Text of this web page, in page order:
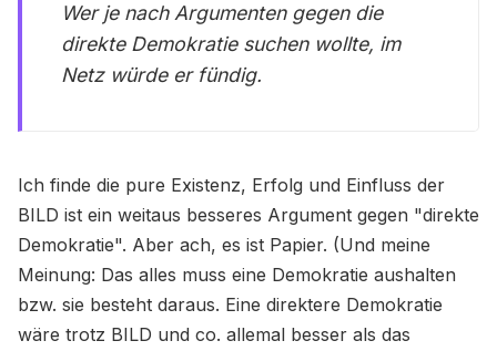
Wer je nach Argumenten gegen die
direkte Demokratie suchen wollte, im
Netz würde er fündig.
Ich finde die pure Existenz, Erfolg und Einfluss der
BILD ist ein weitaus besseres Argument gegen "direkte
Demokratie". Aber ach, es ist Papier. (Und meine
Meinung: Das alles muss eine Demokratie aushalten
bzw. sie besteht daraus. Eine direktere Demokratie
wäre trotz BILD und co. allemal besser als das